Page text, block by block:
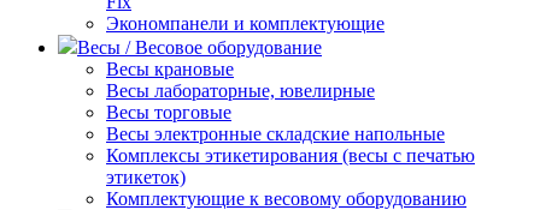
Экономпанели и комплектующие
Весы / Весовое оборудование
Весы крановые
Весы лабораторные, ювелирные
Весы торговые
Весы электронные складские напольные
Комплексы этикетирования (весы с печатью
этикеток)
Комплектующие к весовому оборудованию